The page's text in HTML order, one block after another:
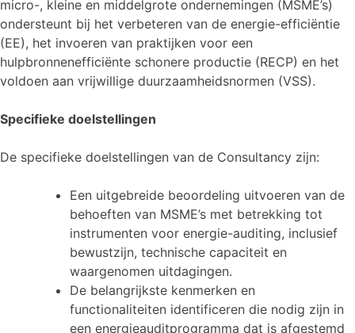
micro-, kleine en middelgrote ondernemingen (MSME’s)
ondersteunt bij het verbeteren van de energie-efficiëntie
(EE), het invoeren van praktijken voor een
hulpbronnenefficiënte schonere productie (RECP) en het
voldoen aan vrijwillige duurzaamheidsnormen (VSS).
Specifieke doelstellingen
De specifieke doelstellingen van de Consultancy zijn:
Een uitgebreide beoordeling uitvoeren van de
behoeften van MSME’s met betrekking tot
instrumenten voor energie-auditing, inclusief
bewustzijn, technische capaciteit en
waargenomen uitdagingen.
De belangrijkste kenmerken en
functionaliteiten identificeren die nodig zijn in
een energieauditprogramma dat is afgestemd